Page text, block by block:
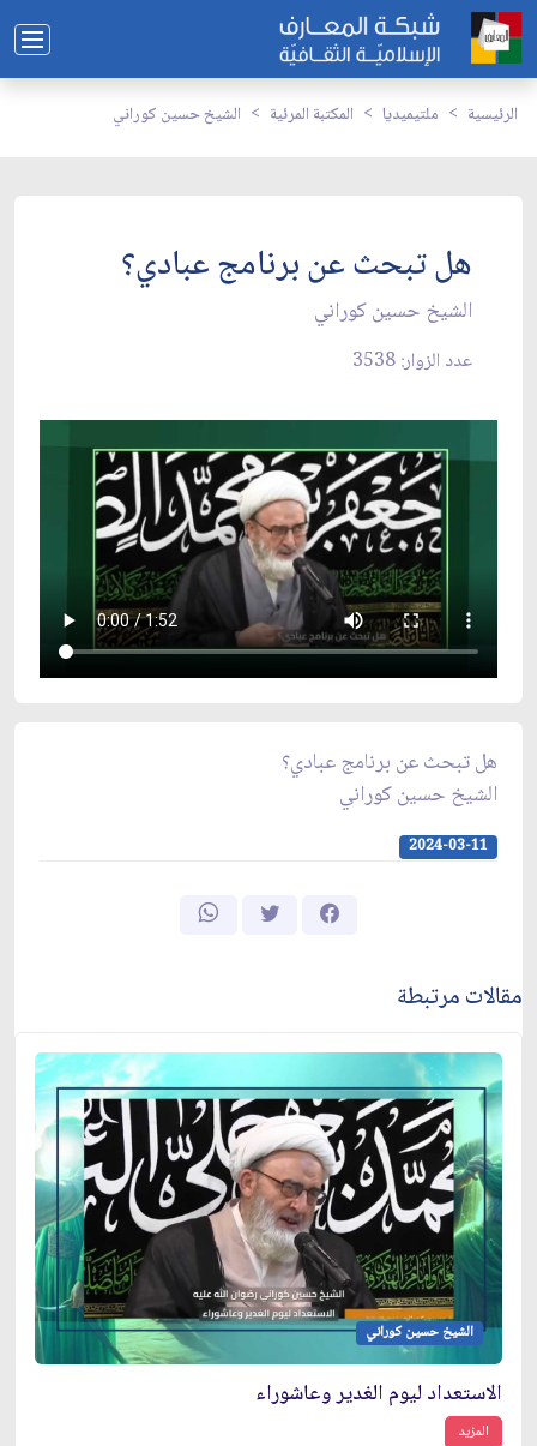
الرئيسية ملتيميديا المكتبة المرئية الشيخ حسين كوراني
هل تبحث عن برنامج عبادي؟
الشيخ حسين كوراني
عدد الزوار: 3538
هل تبحث عن برنامج عبادي؟
الشيخ حسين كوراني
2024-03-11
مقالات مرتبطة
الشيخ حسين كوراني
الاستعداد ليوم الغدير وعاشوراء
المزيد